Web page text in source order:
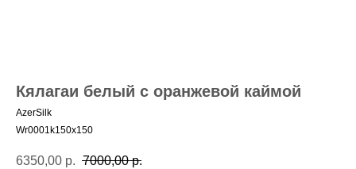
Кялагаи белый с оранжевой каймой
AzerSilk
Wr0001k150x150
6350,00 р. 7000,00 р.